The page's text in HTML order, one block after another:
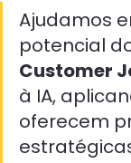
Ajudamos
potencial
Customer
à IA,
oferecem